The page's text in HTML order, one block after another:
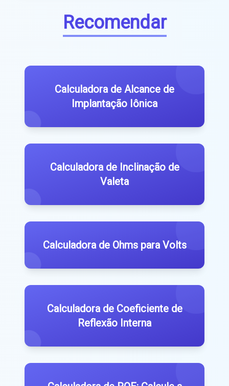
Recomendar
Calculadora de Alcance de
Implantação Iônica
Calculadora de Inclinação de
Valeta
Calculadora de Ohms para Volts
Calculadora de Coeficiente de
Reflexão Interna